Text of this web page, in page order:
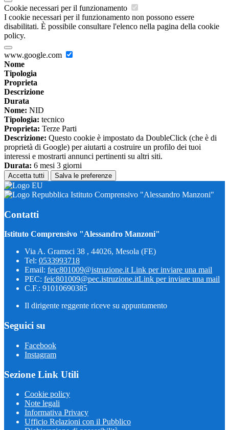
Cookie necessari per il funzionamento
I cookie necessari per il funzionamento non possono essere
disabilitati. È possibile consultare l'elenco nella pagina della cookie
policy.
www.google.com
Nome
Tipologia
Proprieta
Descrizione
Durata
Nome: NID
Tipologia: tecnico
Proprieta: Terze Parti
Descrizione: Questo cookie è impostato da DoubleClick (che è di
proprietà di Google) per aiutarti a costruire un profilo dei tuoi
interessi e mostrarti annunci pertinenti su altri siti.
Durata: 6 mesi 3 giorni
Accetta tutti Salva le preferenze
Istituto Comprensivo "Alessandro Manzoni"
Contatti
Istituto Comprensivo "Alessandro Manzoni"
Via A. Gramsci 38 , 44026, Mesola (FE)
Tel: 0533993718
Email: feic801009@istruzione.it Link per inviare una mail
PEC: feic801009@pec.istruzione.itLink per inviare una mail
C.F.: 91010690385
Il dirigente reggente riceve su appuntamento
Seguici su
Facebook
Instagram
Sezione Link Utili
Cookie policy
Note legali
Informativa Privacy
Ufficio Relazioni con il Pubblico